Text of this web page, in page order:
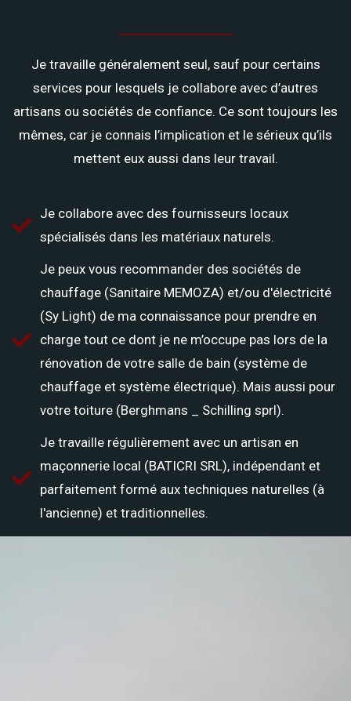
Je travaille généralement seul, sauf pour certains
services pour lesquels je collabore avec d’autres
artisans ou sociétés de confiance. Ce sont toujours les
mêmes, car je connais l’implication et le sérieux qu’ils
mettent eux aussi dans leur travail.
Je collabore avec des fournisseurs locaux
spécialisés dans les matériaux naturels.
Je peux vous recommander des sociétés de
chauffage (Sanitaire MEMOZA) et/ou d'électricité
(Sy Light) de ma connaissance pour prendre en
charge tout ce dont je ne m’occupe pas lors de la
rénovation de votre salle de bain (système de
chauffage et système électrique). Mais aussi pour
votre toiture (Berghmans _ Schilling sprl).
Je travaille régulièrement avec un artisan en
maçonnerie local (BATICRI SRL), indépendant et
parfaitement formé aux techniques naturelles (à
l'ancienne) et traditionnelles.